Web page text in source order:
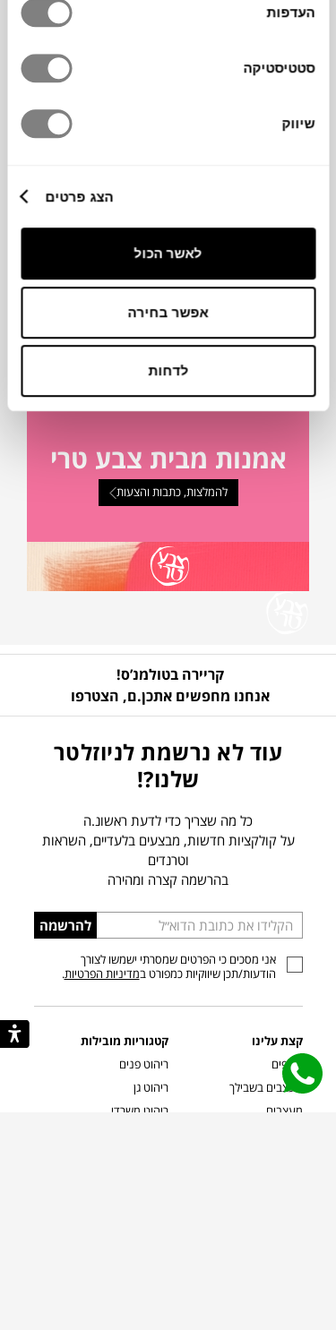
העדפות
סטטיסטיקה
שיווק
הצג פרטים
לאשר הכול
אפשר בחירה
לדחות
מחדש שוב ושוב, עד ליצירת רצף חומרי חזותי
המדמה מבט של צילום אוויר – נוף או מפה
מידות
מק"ט
פרטים נוספים
אמנות מבית צבע טרי
להמלצות, כתבות והצעות
קריירה בטולמנ’ס!
אנחנו מחפשים אתכן.ם, הצטרפו
עוד לא נרשמת לניוזלטר
שלנו?!
כל מה שצריך כדי לדעת ראשונ.ה
על קולקציות חדשות, מבצעים בלעדיים, השראות
וטרנדים
בהרשמה קצרה ומהירה
הכניסו
כתובת
דוא”ל
להרשמה
אני מסכים כי הפרטים שמסרתי ישמשו לצורך
הודעות/תכן שיווקיות כמפורט במדיניות הפרטיות.
קצת עלינו
סניפים
מעצבים בשבילך
מעצבים
קטגוריות מובילות
ריהוט פנים
ריהוט גן
ריהוט משרדי